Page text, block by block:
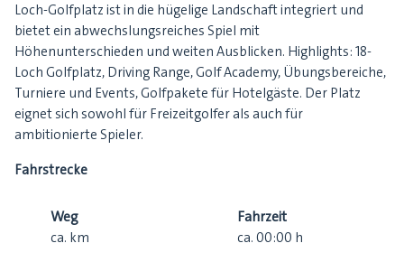
Loch-Golfplatz ist in die hügelige Landschaft integriert und
bietet ein abwechslungsreiches Spiel mit
Höhenunterschieden und weiten Ausblicken. Highlights: 18-
Loch Golfplatz, Driving Range, Golf Academy, Übungsbereiche,
Turniere und Events, Golfpakete für Hotelgäste. Der Platz
eignet sich sowohl für Freizeitgolfer als auch für
ambitionierte Spieler.
Fahrstrecke
Weg
ca. km
Fahrzeit
ca. 00:00 h